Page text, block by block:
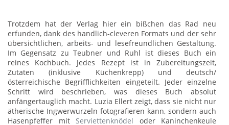
Trotzdem hat der Verlag hier ein bißchen das Rad neu
erfunden, dank des handlich-cleveren Formats und der sehr
übersichtlichen, arbeits- und lesefreundlichen Gestaltung.
Im Gegensatz zu Teubner und Ruhl ist dieses Buch ein
reines Kochbuch. Jedes Rezept ist in Zubereitungszeit,
Zutaten (inklusive Küchenkrepp) und deutsch/
österreichische Begrifflichkeiten eingeteilt. Jeder einzelne
Schritt wird beschrieben, was dieses Buch absolut
anfängertauglich macht. Luzia Ellert zeigt, dass sie nicht nur
ätherische Ingwerwurzeln fotografieren kann, sondern auch
Hasenpfeffer mit Serviettenknödel oder Kaninchenkeule